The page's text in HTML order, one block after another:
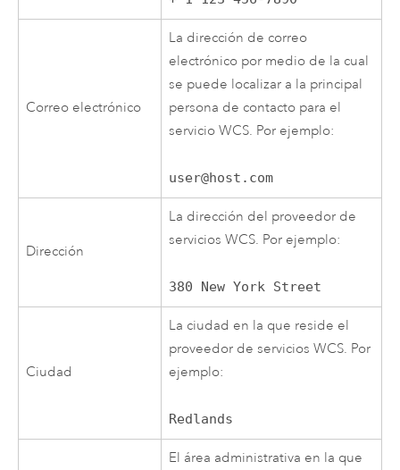
Correo electrónico
La dirección de correo
electrónico por medio de la cual
se puede localizar a la principal
persona de contacto para el
servicio WCS. Por ejemplo:
user@host.com
Dirección
La dirección del proveedor de
servicios WCS. Por ejemplo:
380 New York Street
Ciudad
La ciudad en la que reside el
proveedor de servicios WCS. Por
ejemplo:
Redlands
El área administrativa en la que